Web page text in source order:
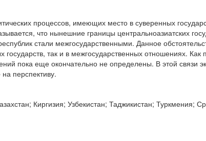
процессов, имеющих место в суверенных
что нынешние границы центральноазиатских
стали межгосударственными. Данное
государств, так и в межгосударственных отношениях.
пока еще окончательно не определены. В этой связи
перспективу.
Киргизия; Узбекистан; Таджикистан; Туркмения;